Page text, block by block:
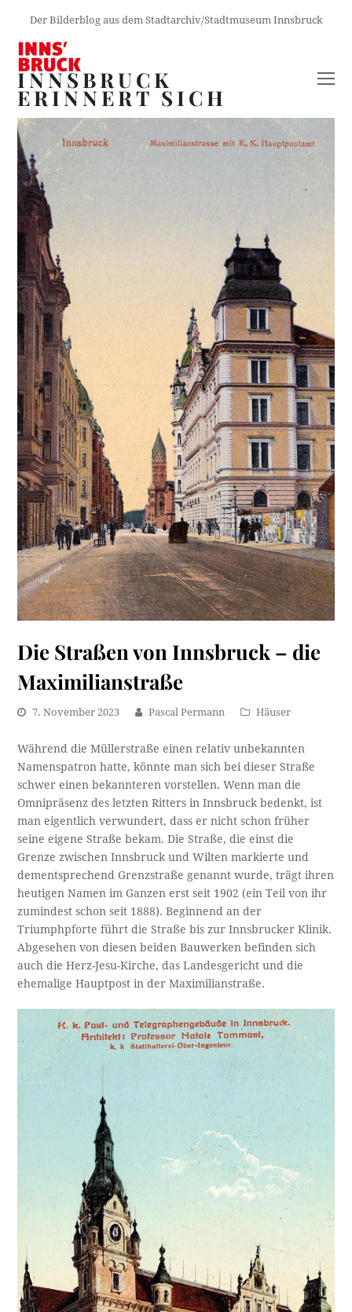
Der Bilderblog aus dem Stadtarchiv/Stadtmuseum Innsbruck
INNSBRUCK
ERINNERT SICH
Die Straßen von Innsbruck – die
Maximilianstraße
7. November 2023 Pascal Permann Häuser
Während die Müllerstraße einen relativ unbekannten
Namenspatron hatte, könnte man sich bei dieser Straße
schwer einen bekannteren vorstellen. Wenn man die
Omnipräsenz des letzten Ritters in Innsbruck bedenkt, ist
man eigentlich verwundert, dass er nicht schon früher
seine eigene Straße bekam. Die Straße, die einst die
Grenze zwischen Innsbruck und Wilten markierte und
dementsprechend Grenzstraße genannt wurde, trägt ihren
heutigen Namen im Ganzen erst seit 1902 (ein Teil von ihr
zumindest schon seit 1888). Beginnend an der
Triumphpforte führt die Straße bis zur Innsbrucker Klinik.
Abgesehen von diesen beiden Bauwerken befinden sich
auch die Herz-Jesu-Kirche, das Landesgericht und die
ehemalige Hauptpost in der Maximilianstraße.